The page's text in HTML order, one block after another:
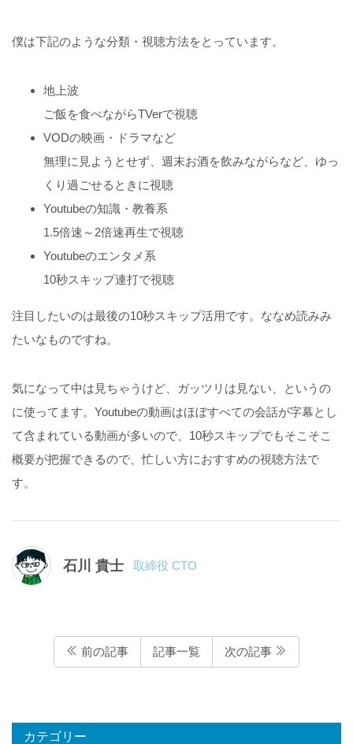
僕は下記のような分類・視聴方法をとっています。
地上波
ご飯を食べながらTVerで視聴
VODの映画・ドラマなど
無理に見ようとせず、週末お酒を飲みながらなど、ゆっ
くり過ごせるときに視聴
Youtubeの知識・教養系
1.5倍速～2倍速再生で視聴
Youtubeのエンタメ系
10秒スキップ連打で視聴
注目したいのは最後の10秒スキップ活用です。ななめ読みみ
たいなものですね。
気になって中は見ちゃうけど、ガッツリは見ない、というの
に使ってます。Youtubeの動画はほぼすべての会話が字幕とし
て含まれている動画が多いので、10秒スキップでもそこそこ
概要が把握できるので、忙しい方におすすめの視聴方法で
す。
石川 貴士 取締役 CTO
前の記事 記事一覧 次の記事
カテゴリー